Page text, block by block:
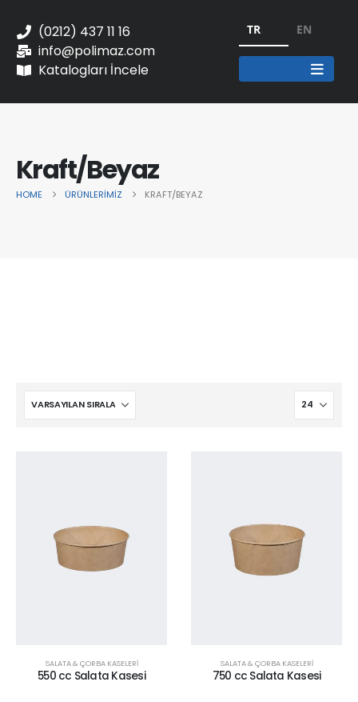
(0212) 437 11 16
info@polimaz.com
Katalogları İncele
TR EN
Kraft/Beyaz
HOME ÜRÜNLERIMIZ KRAFT/BEYAZ
SALATA & ÇORBA KASELERİ
550 cc Salata Kasesi
SALATA & ÇORBA KASELERİ
750 cc Salata Kasesi